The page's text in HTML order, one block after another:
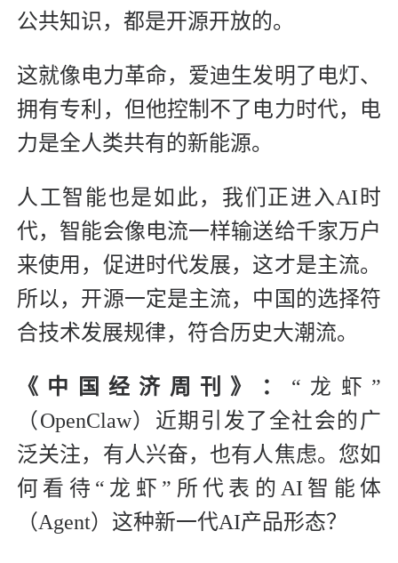
公共知识，都是开源开放的。
这就像电力革命，爱迪生发明了电灯、
拥有专利，但他控制不了电力时代，电
力是全人类共有的新能源。
人工智能也是如此，我们正进入AI时
代，智能会像电流一样输送给千家万户
来使用，促进时代发展，这才是主流。
所以，开源一定是主流，中国的选择符
合技术发展规律，符合历史大潮流。
《中国经济周刊》： “龙虾”
（OpenClaw）近期引发了全社会的广
泛关注，有人兴奋，也有人焦虑。您如
何看待“龙虾”所代表的AI智能体
（Agent）这种新一代AI产品形态？